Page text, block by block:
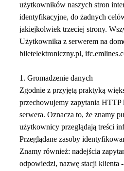
użytkowników naszych stron
identyfikacyjne, do żadnych
jakiejkolwiek trzeciej strony.
Użytkownika z serwerem na
biletelektroniczny.pl,
1. Gromadzenie danych
Zgodnie z przyjętą praktyką
przechowujemy zapytania HTTP
serwera. Oznacza to, że znamy
użytkownicy przeglądają treści
Przeglądane zasoby
Znamy również: nadejścia
odpowiedzi, nazwę stacji klienta